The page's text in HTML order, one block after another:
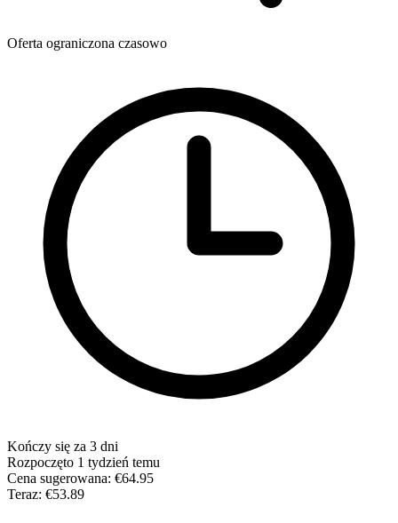
Oferta ograniczona czasowo
Kończy się za 3 dni
Rozpoczęto 1 tydzień temu
Cena sugerowana: €64.95
Teraz: €53.89